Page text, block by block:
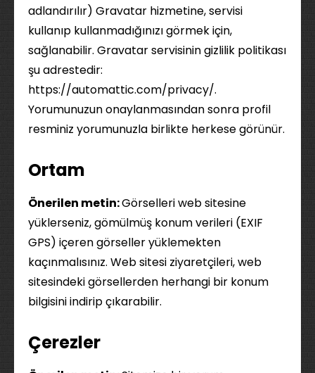
adlandırılır) Gravatar hizmetine, servisi
kullanıp kullanmadığınızı görmek için,
sağlanabilir. Gravatar servisinin gizlilik politikası
şu adrestedir:
https://automattic.com/privacy/.
Yorumunuzun onaylanmasından sonra profil
resminiz yorumunuzla birlikte herkese görünür.
Ortam
Önerilen metin:Görselleri web sitesine
yüklerseniz, gömülmüş konum verileri (EXIF
GPS) içeren görseller yüklemekten
kaçınmalısınız. Web sitesi ziyaretçileri, web
sitesindeki görsellerden herhangi bir konum
bilgisini indirip çıkarabilir.
Çerezler